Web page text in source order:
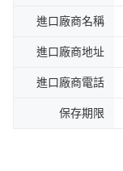
進口廠商名稱
進口廠商地址
進口廠商電話
保存期限